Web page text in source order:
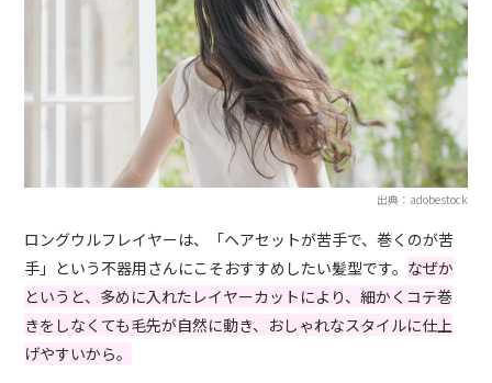
出典：adobestock
ロングウルフレイヤーは、「ヘアセットが苦手で、巻くのが苦
手」という不器用さんにこそおすすめしたい髪型です。 なぜか
というと、多めに入れたレイヤーカットにより、細かくコテ巻
きをしなくても毛先が自然に動き、おしゃれなスタイルに仕上
げやすいから。